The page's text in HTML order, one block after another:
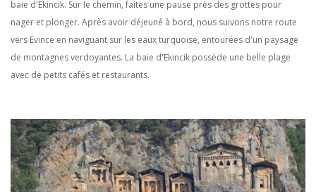
baie d'Ekincik. Sur le chemin, faites une pause près des grottes pour
nager et plonger. Après avoir déjeuné à bord, nous suivons notre route
vers Evince en naviguant sur les eaux turquoise, entourées d'un paysage
de montagnes verdoyantes. La baie d'Ekincik possède une belle plage
avec de petits cafés et restaurants.